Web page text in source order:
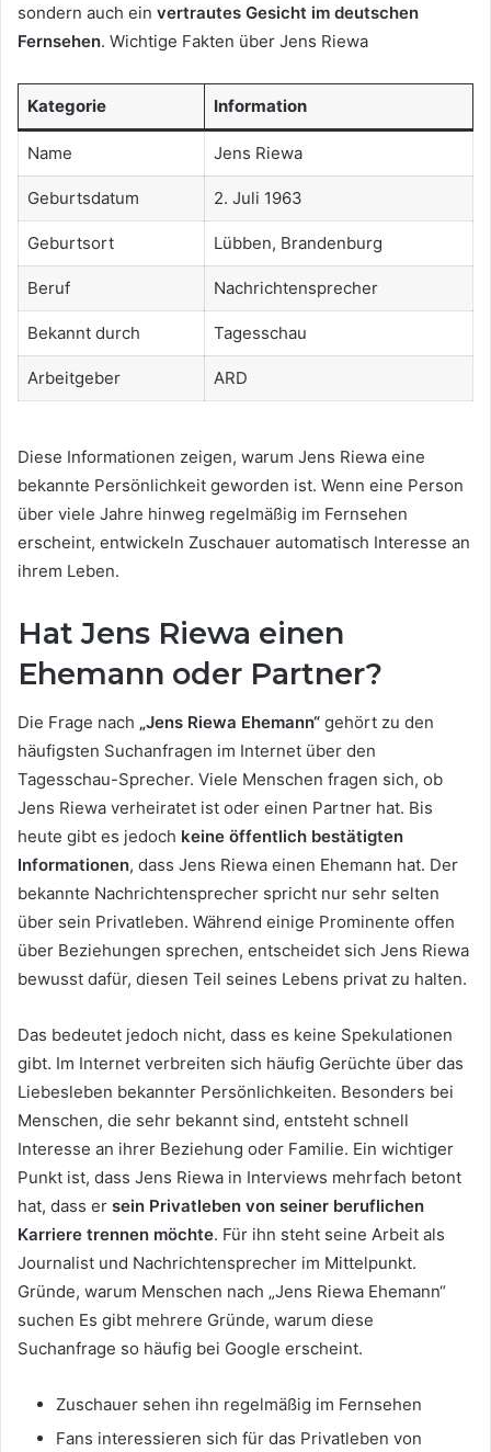
sondern auch ein vertrautes Gesicht im deutschen
Fernsehen. Wichtige Fakten über Jens Riewa
Kategorie Information
Name Jens Riewa
Geburtsdatum 2. Juli 1963
Geburtsort Lübben, Brandenburg
Beruf Nachrichtensprecher
Bekannt durch Tagesschau
Arbeitgeber ARD
Diese Informationen zeigen, warum Jens Riewa eine
bekannte Persönlichkeit geworden ist. Wenn eine Person
über viele Jahre hinweg regelmäßig im Fernsehen
erscheint, entwickeln Zuschauer automatisch Interesse an
ihrem Leben.
Hat Jens Riewa einen
Ehemann oder Partner?
Die Frage nach „Jens Riewa Ehemann“ gehört zu den
häufigsten Suchanfragen im Internet über den
Tagesschau-Sprecher. Viele Menschen fragen sich, ob
Jens Riewa verheiratet ist oder einen Partner hat. Bis
heute gibt es jedoch keine öffentlich bestätigten
Informationen, dass Jens Riewa einen Ehemann hat. Der
bekannte Nachrichtensprecher spricht nur sehr selten
über sein Privatleben. Während einige Prominente offen
über Beziehungen sprechen, entscheidet sich Jens Riewa
bewusst dafür, diesen Teil seines Lebens privat zu halten.
Das bedeutet jedoch nicht, dass es keine Spekulationen
gibt. Im Internet verbreiten sich häufig Gerüchte über das
Liebesleben bekannter Persönlichkeiten. Besonders bei
Menschen, die sehr bekannt sind, entsteht schnell
Interesse an ihrer Beziehung oder Familie. Ein wichtiger
Punkt ist, dass Jens Riewa in Interviews mehrfach betont
hat, dass er sein Privatleben von seiner beruflichen
Karriere trennen möchte. Für ihn steht seine Arbeit als
Journalist und Nachrichtensprecher im Mittelpunkt.
Gründe, warum Menschen nach „Jens Riewa Ehemann“
suchen Es gibt mehrere Gründe, warum diese
Suchanfrage so häufig bei Google erscheint.
Zuschauer sehen ihn regelmäßig im Fernsehen
Fans interessieren sich für das Privatleben von